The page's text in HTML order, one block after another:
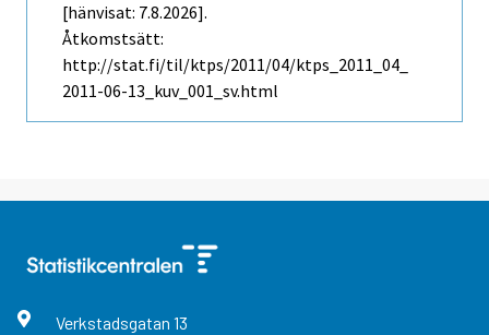
[hänvisat: 7.8.2026].
Åtkomstsätt:
http://stat.fi/til/ktps/2011/04/ktps_2011_04_
2011-06-13_kuv_001_sv.html
Verkstadsgatan 13